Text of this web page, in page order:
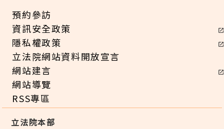
預約參訪
資訊安全政策
隱私權政策
立法院網站資料開放宣言
網站建言
網站導覽
RSS專區
立法院本部